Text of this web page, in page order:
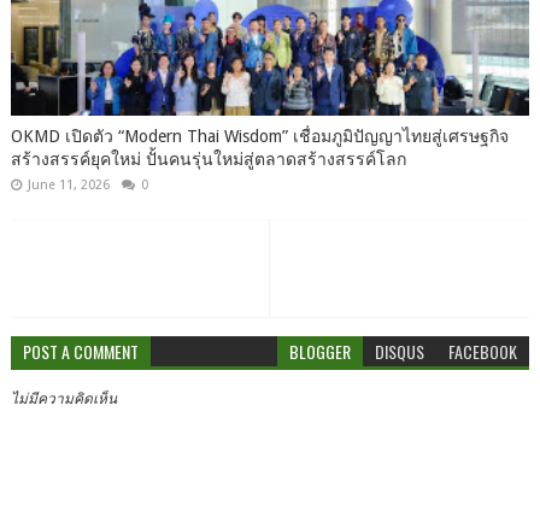
OKMD เปิดตัว “Modern Thai Wisdom” เชื่อมภูมิปัญญาไทยสู่เศรษฐกิจ
สร้างสรรค์ยุคใหม่ ปั้นคนรุ่นใหม่สู่ตลาดสร้างสรรค์โลก
June 11, 2026 0
POST A COMMENT BLOGGER DISQUS FACEBOOK
ไม่มีความคิดเห็น